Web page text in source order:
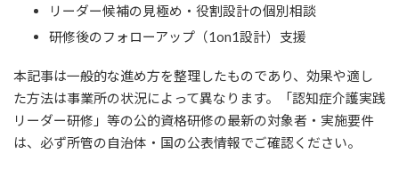
リーダー候補の見極め・役割設計の個別相談
研修後のフォローアップ（1on1設計）支援
本記事は一般的な進め方を整理したものであり、効果や適し
た方法は事業所の状況によって異なります。「認知症介護実践
リーダー研修」等の公的資格研修の最新の対象者・実施要件
は、必ず所管の自治体・国の公表情報でご確認ください。